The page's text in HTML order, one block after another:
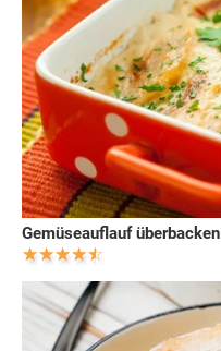
Gemüseauflauf überbacken